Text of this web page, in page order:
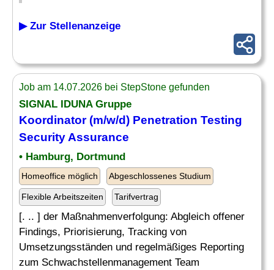
▶ Zur Stellenanzeige
Job am 14.07.2026 bei StepStone gefunden
SIGNAL IDUNA Gruppe
Koordinator (m/w/d) Penetration Testing
Security Assurance
• Hamburg, Dortmund
Homeoffice möglich Abgeschlossenes Studium
Flexible Arbeitszeiten Tarifvertrag
[. .. ] der Maßnahmenverfolgung: Abgleich offener
Findings, Priorisierung, Tracking von
Umsetzungsständen und regelmäßiges Reporting
zum Schwachstellenmanagement Team